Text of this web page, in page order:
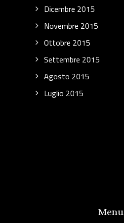
Dicembre 2015
Novembre 2015
Ottobre 2015
Settembre 2015
Agosto 2015
Luglio 2015
Menu